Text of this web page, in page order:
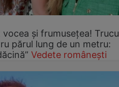
și frumusețea!
părul lung de un metru:
Vedete românești